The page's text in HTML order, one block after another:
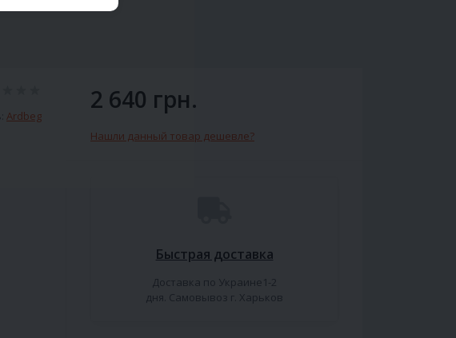
Ardbeg
2 640 грн.
Нашли данный товар дешевле?
Быстрая доставка
Доставка по Украине1-2
дня. Самовывоз г. Харьков